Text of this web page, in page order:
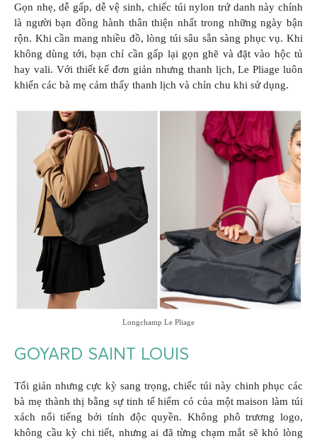
Gọn nhẹ, dễ gấp, dễ vệ sinh, chiếc túi nylon trứ danh này chính
là người bạn đồng hành thân thiện nhất trong những ngày bận
rộn. Khi cần mang nhiều đồ, lòng túi sâu sẵn sàng phục vụ. Khi
không dùng tới, bạn chỉ cần gấp lại gọn ghẽ và đặt vào hộc tủ
hay vali. Với thiết kế đơn giản nhưng thanh lịch, Le Pliage luôn
khiến các bà mẹ cảm thấy thanh lịch và chỉn chu khi sử dụng.
Longchamp Le Pliage
GOYARD SAINT LOUIS
Tối giản nhưng cực kỳ sang trọng, chiếc túi này chinh phục các
bà mẹ thành thị bằng sự tinh tế hiếm có của một maison làm túi
xách nổi tiếng bởi tính độc quyền. Không phô trương logo,
không cầu kỳ chi tiết, nhưng ai đã từng chạm mắt sẽ khó lòng